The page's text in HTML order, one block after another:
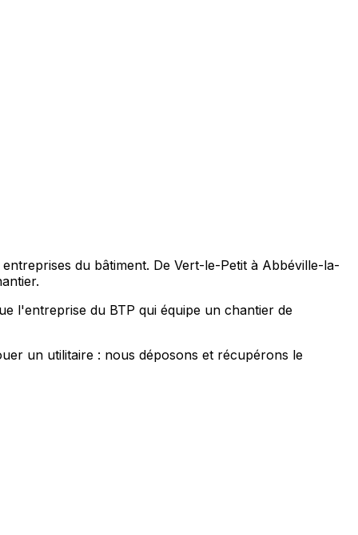
du bâtiment. De Vert-le-Petit à Abbéville-la-
l'entreprise du BTP qui équipe un chantier de
un utilitaire : nous déposons et récupérons le